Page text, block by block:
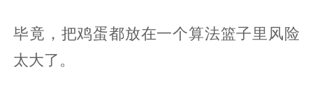
毕竟，把鸡蛋都放在一个算法篮子里风险
太大了。